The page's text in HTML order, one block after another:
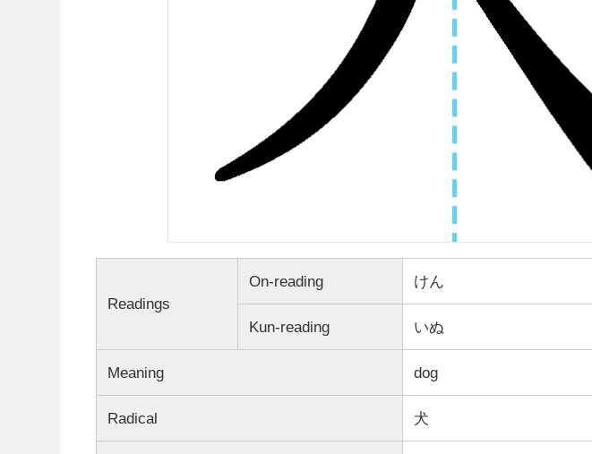
Readings
On-reading けん
Kun-reading いぬ
Meaning dog
Radical 犬